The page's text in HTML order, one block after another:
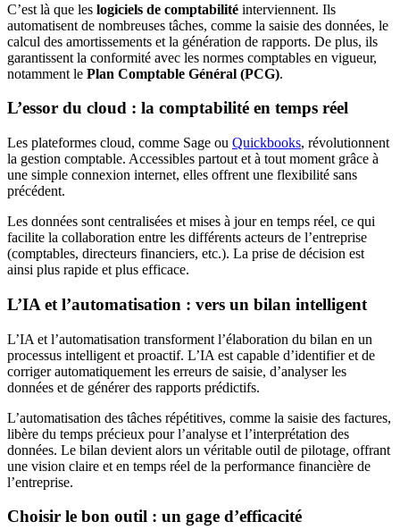
C’est là que les logiciels de comptabilité interviennent. Ils
automatisent de nombreuses tâches, comme la saisie des données, le
calcul des amortissements et la génération de rapports. De plus, ils
garantissent la conformité avec les normes comptables en vigueur,
notamment le Plan Comptable Général (PCG).
L’essor du cloud : la comptabilité en temps réel
Les plateformes cloud, comme Sage ou Quickbooks, révolutionnent
la gestion comptable. Accessibles partout et à tout moment grâce à
une simple connexion internet, elles offrent une flexibilité sans
précédent.
Les données sont centralisées et mises à jour en temps réel, ce qui
facilite la collaboration entre les différents acteurs de l’entreprise
(comptables, directeurs financiers, etc.). La prise de décision est
ainsi plus rapide et plus efficace.
L’IA et l’automatisation : vers un bilan intelligent
L’IA et l’automatisation transforment l’élaboration du bilan en un
processus intelligent et proactif. L’IA est capable d’identifier et de
corriger automatiquement les erreurs de saisie, d’analyser les
données et de générer des rapports prédictifs.
L’automatisation des tâches répétitives, comme la saisie des factures,
libère du temps précieux pour l’analyse et l’interprétation des
données. Le bilan devient alors un véritable outil de pilotage, offrant
une vision claire et en temps réel de la performance financière de
l’entreprise.
Choisir le bon outil : un gage d’efficacité